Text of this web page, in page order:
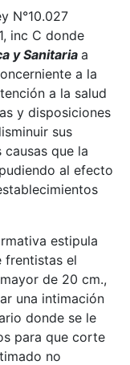
N°10.027
inc C donde
y Sanitaria a
a la
a la salud
y disposiciones
sus
que la
al efecto
estipula
frentistas el
de 20 cm.,
una intimación
donde se le
para que corte
no